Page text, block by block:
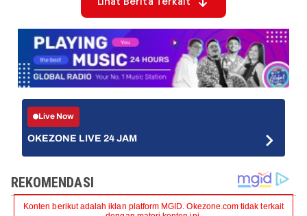
Lihat Berita Terkait
Live Now
OKEZONE LIVE 24 JAM